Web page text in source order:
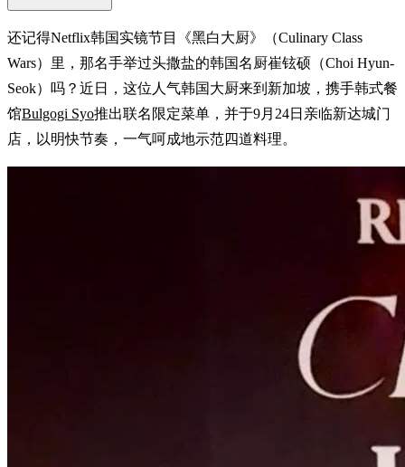
还记得Netflix韩国实镜节目《黑白大厨》（Culinary Class
Wars）里，那名手举过头撒盐的韩国名厨崔铉硕（Choi Hyun-
Seok）吗？近日，这位人气韩国大厨来到新加坡，携手韩式餐
馆Bulgogi Syo推出联名限定菜单，并于9月24日亲临新达城门
店，以明快节奏，一气呵成地示范四道料理。